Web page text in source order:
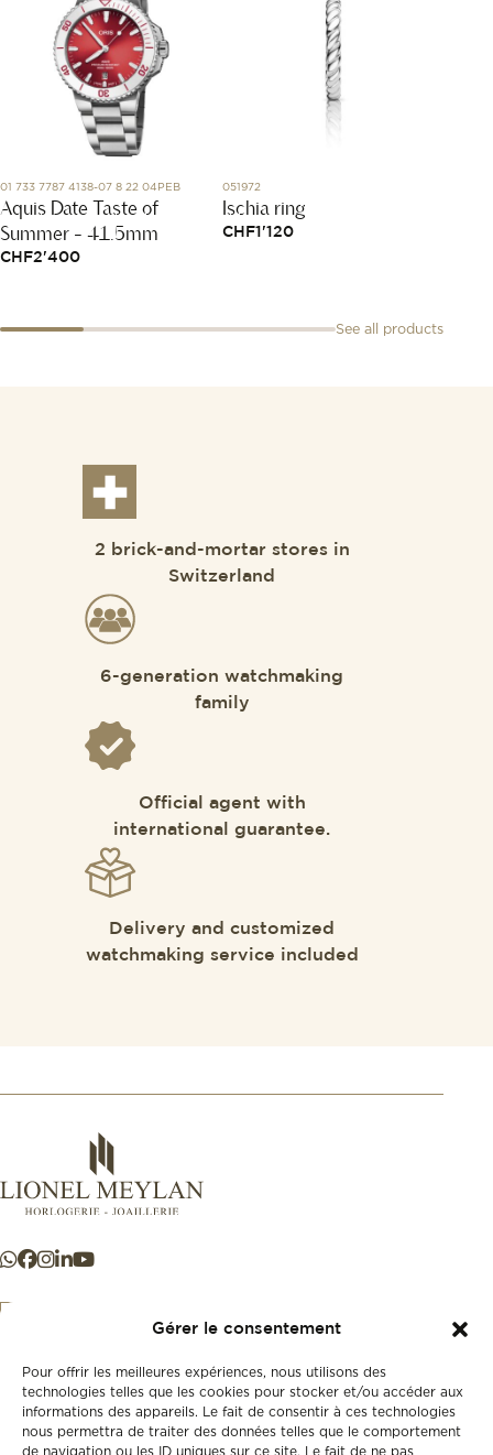
Gérer le consentement
Pour offrir les meilleures expériences, nous utilisons des
technologies telles que les cookies pour stocker et/ou accéder aux
informations des appareils. Le fait de consentir à ces technologies
nous permettra de traiter des données telles que le comportement
de navigation ou les ID uniques sur ce site. Le fait de ne pas
01 733 7787 4138-07 8 22 04PEB
Aquis Date Taste of
Summer - 41.5mm
CHF2'400
051972
Ischia ring
CHF1'120
See all products
2 brick-and-mortar stores in
Switzerland
6-generation watchmaking
family
Official agent with
international guarantee.
Delivery and customized
watchmaking service included
Store
+41 21 925 50 50